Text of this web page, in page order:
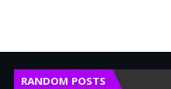
RANDOM POSTS